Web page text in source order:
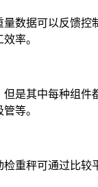
量数据可以反馈控
率。
但是其中每种组件
等。
重秤可通过比较